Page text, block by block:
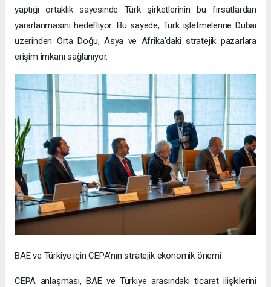
yaptığı ortaklık sayesinde Türk şirketlerinin bu fırsatlardan
yararlanmasını hedefliyor. Bu sayede, Türk işletmelerine Dubai
üzerinden Orta Doğu, Asya ve Afrika’daki stratejik pazarlara
erişim imkanı sağlanıyor.
BAE ve Türkiye için CEPA’nın stratejik ekonomik önemi
CEPA anlaşması, BAE ve Türkiye arasındaki ticaret ilişkilerini